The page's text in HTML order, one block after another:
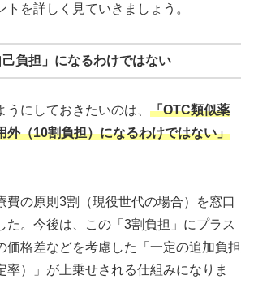
トを詳しく見ていきましょう。
負担」になるわけではない
うにしておきたいのは、 「OTC類似薬
外（10割負担）になるわけではない」
費の原則3割（現役世代の場合）を窓口
た。今後は、この「3割負担」にプラス
価格差などを考慮した「一定の追加負担
率）」が上乗せされる仕組みになりま